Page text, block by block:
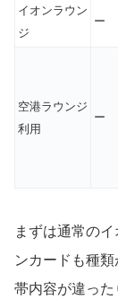
イオンラウン
ジ
ー
空港ラウンジ
利用
ー
まずは通常の
ンカードも種
帯内容が違っ